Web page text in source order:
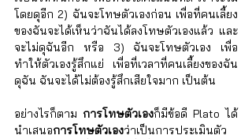
โดยดุอีก 2) ฉันจะโทษตัวเองก่อน เพื่อที่คนเลี้ยง
ของฉันจะได้เห็นว่าฉันได้ลงโทษตัวเองแล้ว และ
จะไม่ดุฉันอีก หรือ 3) ฉันจะโทษตัวเอง เพื่อ
ทำให้ตัวเองรู้สึกแย่ เพื่อที่เวลาที่คนเลี้ยงของฉัน
ดุฉัน ฉันจะได้ไม่ต้องรู้สึกเสียใจมาก เป็นต้น
อย่างไรก็ตาม การโทษตัวเองก็มีข้อดี Plato ได้
นำเสนอการโทษตัวเองว่าเป็นการประเมินตัว